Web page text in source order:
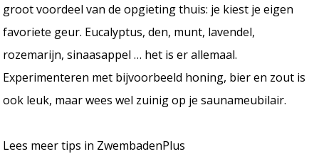
groot voordeel van de opgieting thuis: je kiest je eigen
favoriete geur. Eucalyptus, den, munt, lavendel,
rozemarijn, sinaasappel … het is er allemaal.
Experimenteren met bijvoorbeeld honing, bier en zout is
ook leuk, maar wees wel zuinig op je saunameubilair.
Lees meer tips in ZwembadenPlus